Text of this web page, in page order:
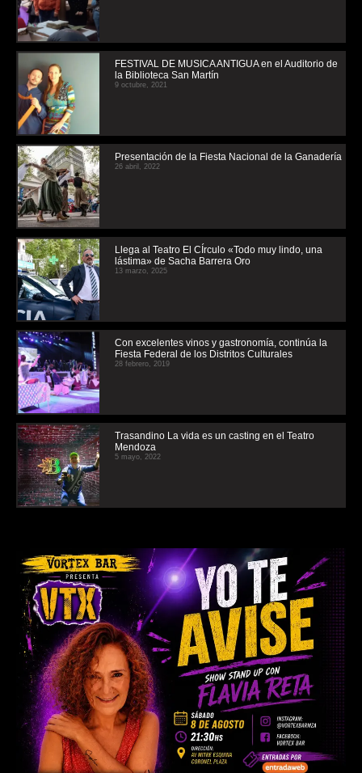
FESTIVAL DE MUSICA ANTIGUA en el Auditorio de
la Biblioteca San Martín
9 octubre, 2021
Presentación de la Fiesta Nacional de la Ganadería
26 abril, 2022
Llega al Teatro El CÍrculo «Todo muy lindo, una
lástima» de Sacha Barrera Oro
13 marzo, 2025
Con excelentes vinos y gastronomía, continúa la
Fiesta Federal de los Distritos Culturales
28 febrero, 2019
Trasandino La vida es un casting en el Teatro
Mendoza
5 mayo, 2022